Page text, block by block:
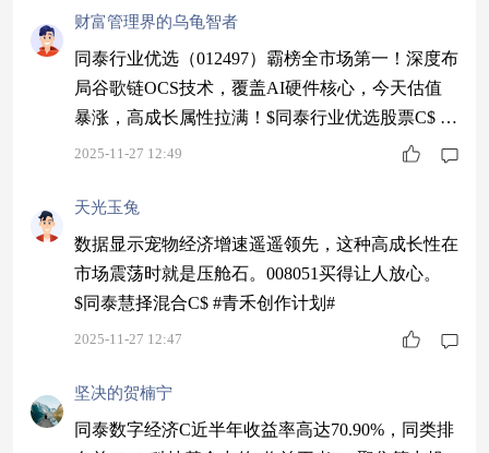
财富管理界的乌龟智者
同泰行业优选（012497）霸榜全市场第一！深度布
局谷歌链OCS技术，覆盖AI硬件核心，今天估值
暴涨，高成长属性拉满！$同泰行业优选股票C$ #
今年买基金赚了多少钱？#
2025-11-27 12:49
天光玉兔
数据显示宠物经济增速遥遥领先，这种高成长性在
市场震荡时就是压舱石。008051买得让人放心。
$同泰慧择混合C$ #青禾创作计划#
2025-11-27 12:47
坚决的贺楠宁
同泰数字经济C近半年收益率高达70.90%，同类排